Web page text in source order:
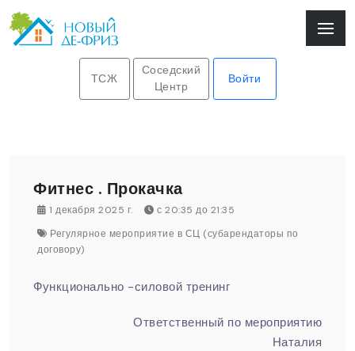
ТСЖ
Соседский
Центр
Войти
Фитнес . Прокачка
1 декабря 2025 г.
с 20:35 до 21:35
Регулярное мероприятие в СЦ (субарендаторы по
договору)
Функционально -силовой тренинг
Ответственный по мероприятию
Наталия